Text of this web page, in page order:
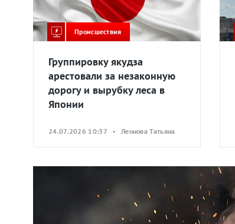
Происшествия
Группировку якудза
арестовали за незаконную
дорогу и вырубку леса в
Японии
24.07.2026 10:37 • Леонова Татьяна